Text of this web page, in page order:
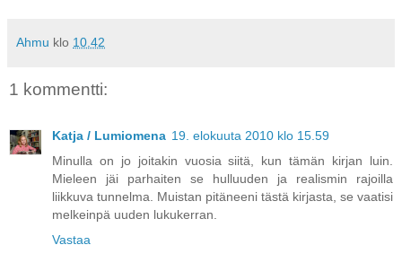
Ahmu klo 10.42
1 kommentti:
Katja / Lumiomena 19. elokuuta 2010 klo 15.59
Minulla on jo joitakin vuosia siitä, kun tämän kirjan luin.
Mieleen jäi parhaiten se hulluuden ja realismin rajoilla
liikkuva tunnelma. Muistan pitäneeni tästä kirjasta, se vaatisi
melkeinpä uuden lukukerran.
Vastaa